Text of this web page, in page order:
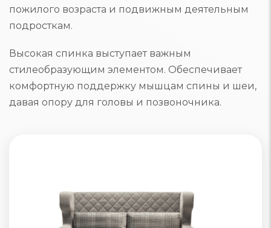
пожилого возраста и подвижным деятельным
подросткам.
Высокая спинка выступает важным
стилеобразующим элементом. Обеспечивает
комфортную поддержку мышцам спины и шеи,
давая опору для головы и позвоночника.